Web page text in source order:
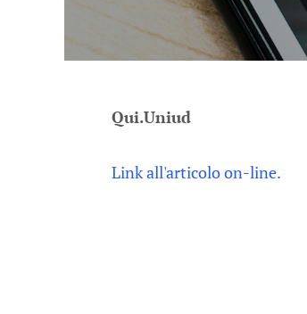
Qui.Uniud
Link all'articolo on-line.